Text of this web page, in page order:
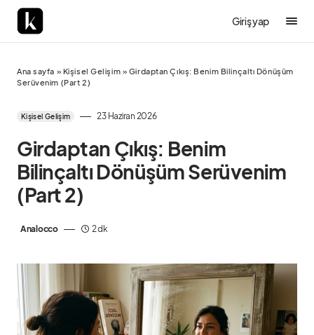
Giriş yap
Ana sayfa » Kişisel Gelişim » Girdaptan Çıkış: Benim Bilinçaltı Dönüşüm
Serüvenim (Part 2)
Kişisel Gelişim 23 Haziran 2026
Girdaptan Çıkış: Benim
Bilinçaltı Dönüşüm Serüvenim
(Part 2)
Analocco 2 dk